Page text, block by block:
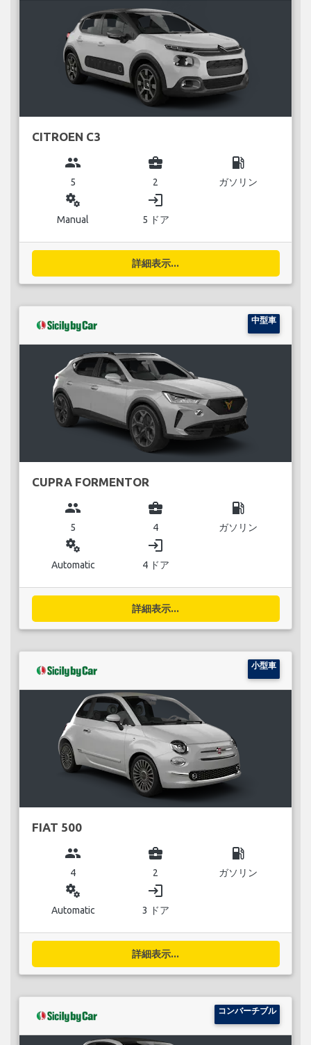
CITROEN C3
group
5
business_center
2
local_gas_station
ガソリン
miscellaneous_services
Manual
login
5 ドア
詳細表示...
中型車
CUPRA FORMENTOR
group
5
business_center
4
local_gas_station
ガソリン
miscellaneous_services
Automatic
login
4 ドア
詳細表示...
小型車
FIAT 500
group
4
business_center
2
local_gas_station
ガソリン
miscellaneous_services
Automatic
login
3 ドア
詳細表示...
コンバーチブル